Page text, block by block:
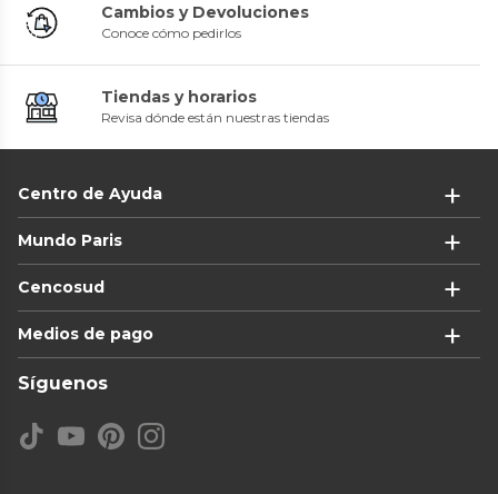
Cambios y Devoluciones
Conoce cómo pedirlos
Tiendas y horarios
Revisa dónde están nuestras tiendas
Centro de Ayuda
Mundo Paris
Cencosud
Medios de pago
Síguenos